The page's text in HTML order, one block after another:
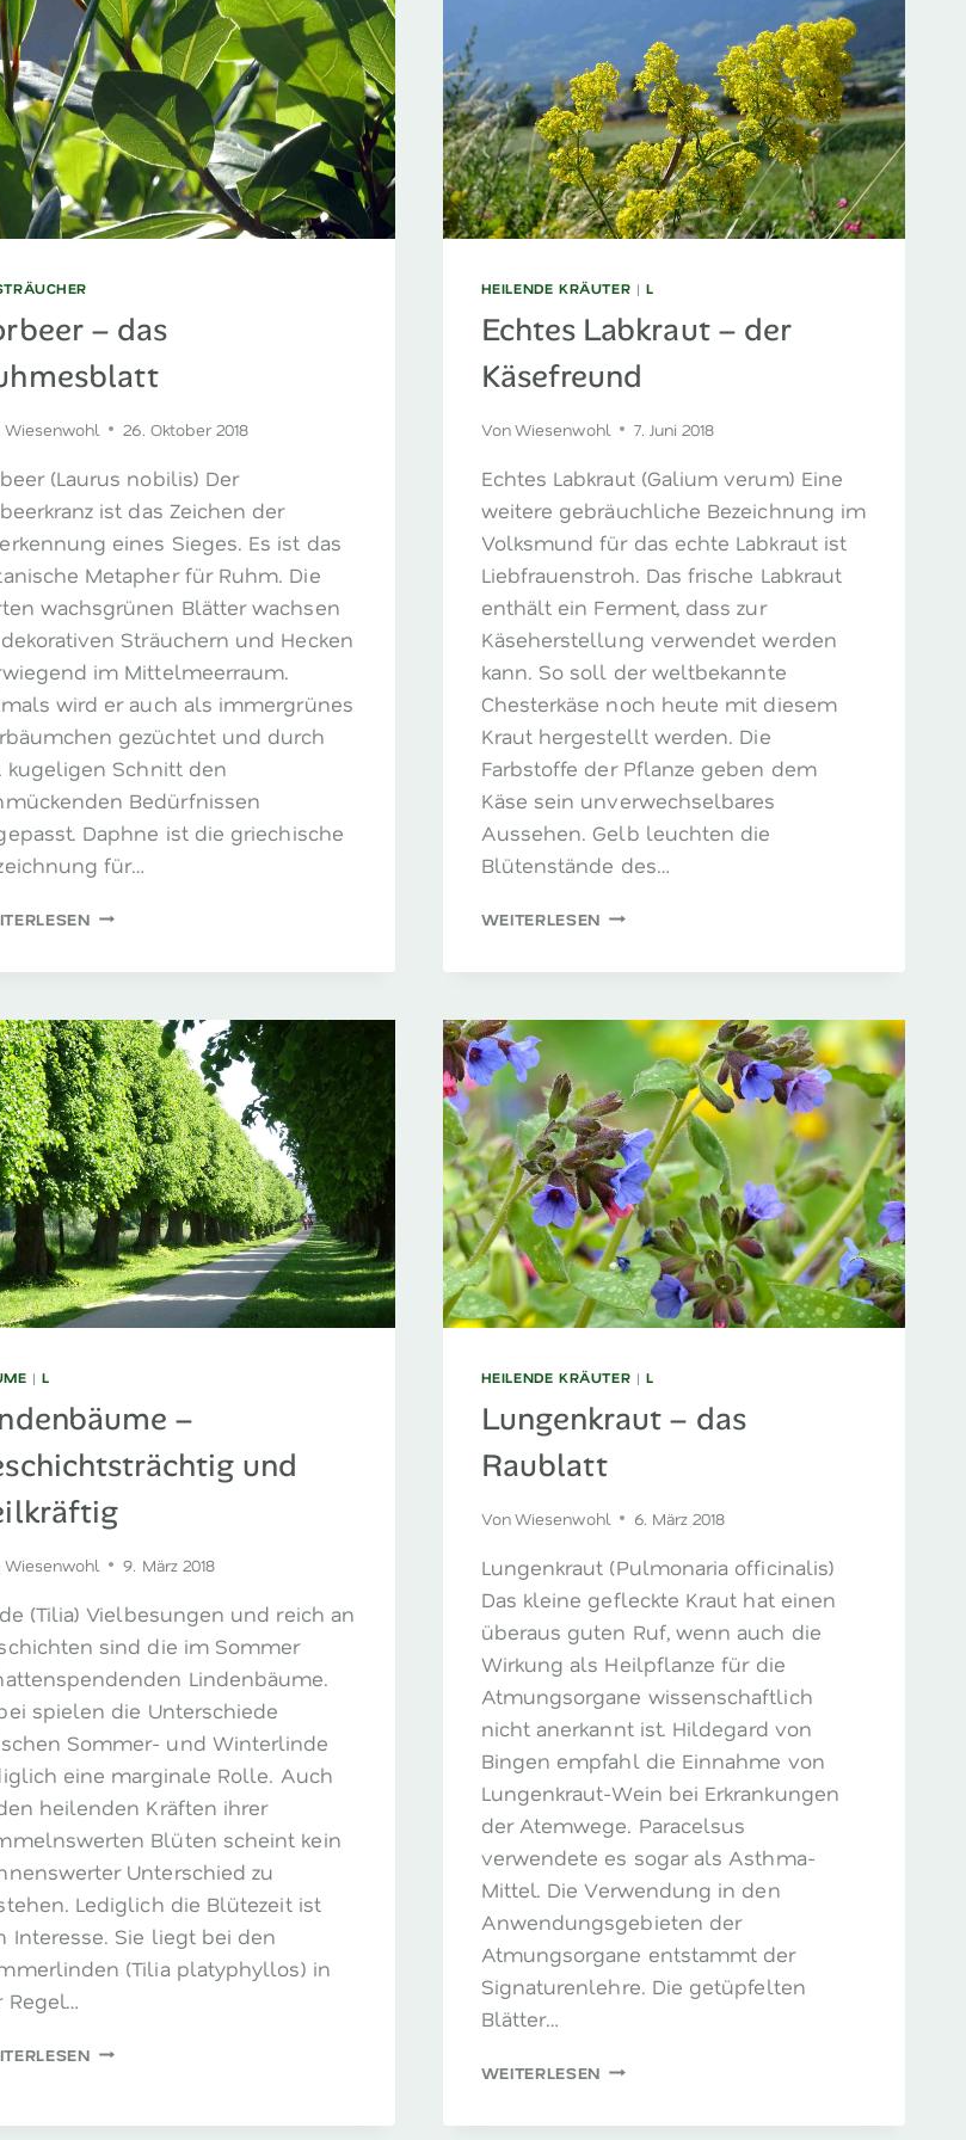
– das
Wiesenwohl 26. Oktober 2018
(Laurus nobilis) Der
ist das Zeichen der
eines Sieges. Es ist das
Metapher für Ruhm. Die
wachsgrünen Blätter wachsen
Sträuchern und Hecken
im Mittelmeerraum.
wird er auch als immergrünes
gezüchtet und durch
kugeligen Schnitt den
Bedürfnissen
Daphne ist die griechische
für…
LORBEER
HEILENDE KRÄUTER | L
Echtes Labkraut – der
Käsefreund
VonWiesenwohl 7. Juni 2018
Echtes Labkraut (Galium verum) Eine
weitere gebräuchliche Bezeichnung im
Volksmund für das echte Labkraut ist
Liebfrauenstroh. Das frische Labkraut
enthält ein Ferment, dass zur
Käseherstellung verwendet werden
kann. So soll der weltbekannte
Chesterkäse noch heute mit diesem
Kraut hergestellt werden. Die
Farbstoffe der Pflanze geben dem
Käse sein unverwechselbares
Aussehen. Gelb leuchten die
Blütenstände des…
WEITERLESEN ECHTES
|L
–
und
Wiesenwohl 9. März 2018
(Tilia) Vielbesungen und reich an
sind die im Sommer
Lindenbäume.
spielen die Unterschiede
Sommer- und Winterlinde
eine marginale Rolle. Auch
heilenden Kräften ihrer
Blüten scheint kein
Unterschied zu
Lediglich die Blütezeit ist
Interesse. Sie liegt bei den
(Tilia platyphyllos) in
Regel…
LINDENBÄUME
UND
HEILENDE KRÄUTER | L
Lungenkraut – das
Raublatt
VonWiesenwohl 6. März 2018
Lungenkraut (Pulmonaria officinalis)
Das kleine gefleckte Kraut hat einen
überaus guten Ruf, wenn auch die
Wirkung als Heilpflanze für die
Atmungsorgane wissenschaftlich
nicht anerkannt ist. Hildegard von
Bingen empfahl die Einnahme von
Lungenkraut-Wein bei Erkrankungen
der Atemwege. Paracelsus
verwendete es sogar als Asthma-
Mittel. Die Verwendung in den
Anwendungsgebieten der
Atmungsorgane entstammt der
Signaturenlehre. Die getüpfelten
Blätter…
WEITERLESEN LUNGENKRAUT